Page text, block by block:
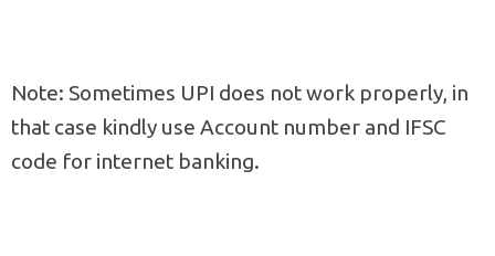
Note: Sometimes UPI does not work properly, in
that case kindly use Account number and IFSC
code for internet banking.